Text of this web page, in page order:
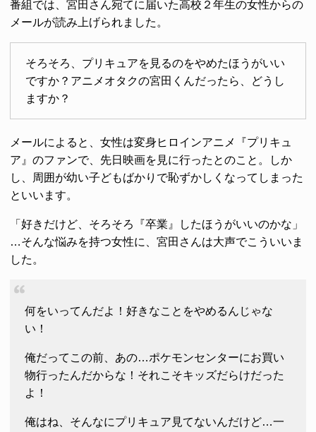
番組では、宮田さん宛てに届いた高校２年生の女性からの
メールが読み上げられました。
そろそろ、プリキュアを見るのをやめたほうがいい
ですか？アニメオタクの宮田くんだったら、どうし
ますか？
メールによると、女性は変身ヒロインアニメ『プリキュ
ア』のファンで、先日映画を見に行ったとのこと。しか
し、周囲が幼い子どもばかりで恥ずかしくなってしまった
といいます。
「好きだけど、そろそろ『卒業』したほうがいいのかな」
…そんな悩みを持つ女性に、宮田さんは大声でこういいま
した。
何をいってんだよ！好きなことをやめるんじゃな
い！
俺だってこの前、あの…ポケモンセンターにお買い
物行ったんだからな！それこそキッズだらけだった
よ！
俺はね、そんなにプリキュア見てないんだけど…一